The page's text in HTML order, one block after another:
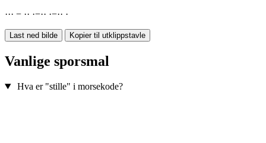
··· − ·· ·−·· ·−·· ·
Last ned bilde Kopier til utklippstavle
Vanlige sporsmal
Hva er "stille" i morsekode?